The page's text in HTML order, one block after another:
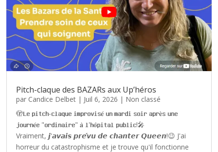
Pitch-claque des BAZARs aux Up’héros
par Candice Delbet | Juil 6, 2026 | Non classé
🫣𝐋𝐞 𝐩𝐢𝐭𝐜𝐡-𝐜𝐥𝐚𝐪𝐮𝐞 𝐢𝐦𝐩𝐫𝐨𝐯𝐢𝐬𝐞́ 𝐮𝐧 𝐦𝐚𝐫𝐝𝐢 𝐬𝐨𝐢𝐫 𝐚𝐩𝐫𝐞̀𝐬 𝐮𝐧𝐞
𝐣𝐨𝐮𝐫𝐧𝐞́𝐞 "𝐨𝐫𝐝𝐢𝐧𝐚𝐢𝐫𝐞" 𝐚̀ 𝐥'𝐡𝐨̂𝐩𝐢𝐭𝐚𝐥 𝐩𝐮𝐛𝐥𝐢𝐜!🎤
Vraiment, 𝙟'𝙖𝙫𝙖𝙞𝙨 𝙥𝙧𝙚́𝙫𝙪 𝙙𝙚 𝙘𝙝𝙖𝙣𝙩𝙚𝙧 𝙌𝙪𝙚𝙚𝙣!😉 J'ai
horreur du catastrophisme et je trouve qu'il fonctionne